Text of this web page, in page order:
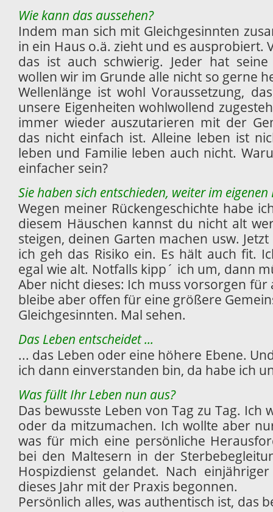
Wie kann das aussehen?
Indem man sich mit Gleichgesinnten
in ein Haus o.ä. zieht und es ausprobiert.
das ist auch schwierig. Jeder hat
wollen wir im Grunde alle nicht so gerne
Wellenlänge ist wohl Voraussetzung,
unsere Eigenheiten wohlwollend
immer wieder auszutarieren mit der
das nicht einfach ist. Alleine leben ist
leben und Familie leben auch nicht.
einfacher sein?
Sie haben sich entschieden, weiter im eigenen
Wegen meiner Rückengeschichte habe
diesem Häuschen kannst du nicht alt
steigen, deinen Garten machen usw.
ich geh das Risiko ein. Es hält auch fit.
egal wie alt. Notfalls kipp´ ich um, dann
Aber nicht dieses: Ich muss vorsorgen für
bleibe aber offen für eine größere
Gleichgesinnten. Mal sehen.
Das Leben entscheidet ...
... das Leben oder eine höhere Ebene.
ich dann einverstanden bin, da habe ich
Was füllt Ihr Leben nun aus?
Das bewusste Leben von Tag zu Tag. Ich
oder da mitzumachen. Ich wollte aber
was für mich eine persönliche
bei den Maltesern in der
Hospizdienst gelandet. Nach
dieses Jahr mit der Praxis begonnen.
Persönlich alles, was authentisch ist, das